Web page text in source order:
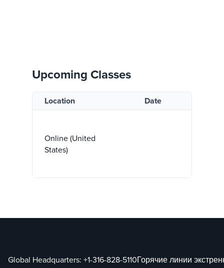
Upcoming Classes
Location
Online (United
States)
Date
Global Headquarters: +1-316-828-5110Горячие линии